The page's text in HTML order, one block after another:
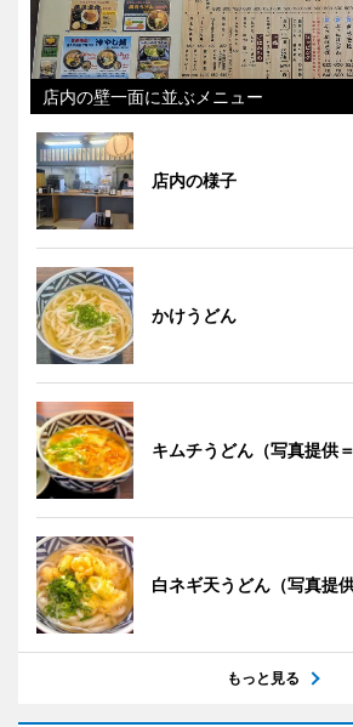
店内の壁一面に並ぶメニュー
店内の様子
かけうどん
キムチうどん（写真提供
白ネギ天うどん（写真提
もっと見る